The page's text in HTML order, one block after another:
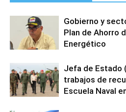
Gobierno y
Plan de Ahorro
Energético
Jefa de Estado
trabajos de
Escuela Naval